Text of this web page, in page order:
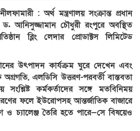
: অর্থ মন্ত্রণালয় সংক্রান্ত প্রধান
ড. আনিসুজ্জামান চৌধুরী রংপুরে অবস্থিত
ব্লিং লেদার প্রোডাক্টস লিমিটেড
উৎপাদন কার্যক্রম ঘুরে দেখেন এবং
এলডিসি উত্তরণ-পরবর্তী বাস্তবতা
কর্মকর্তাদের সঙ্গে মতবিনিময়
ফলে ইউরোপসহ আন্তর্জাতিক বাজারে
ও চ্যালেঞ্জ তৈরি হতে পারে—সে বিষয়েও